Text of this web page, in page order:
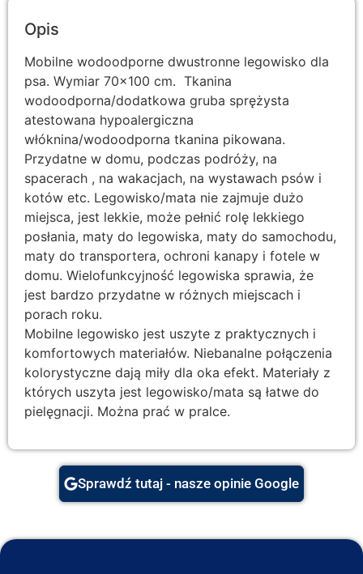
Opis
Mobilne wodoodporne dwustronne legowisko dla
psa. Wymiar 70×100 cm. Tkanina
wodoodporna/dodatkowa gruba sprężysta
atestowana hypoalergiczna
włóknina/wodoodporna tkanina pikowana.
Przydatne w domu, podczas podróży, na
spacerach , na wakacjach, na wystawach psów i
kotów etc. Legowisko/mata nie zajmuje dużo
miejsca, jest lekkie, może pełnić rolę lekkiego
posłania, maty do legowiska, maty do samochodu,
maty do transportera, ochroni kanapy i fotele w
domu. Wielofunkcyjność legowiska sprawia, że
jest bardzo przydatne w różnych miejscach i
porach roku.
Mobilne legowisko jest uszyte z praktycznych i
komfortowych materiałów. Niebanalne połączenia
kolorystyczne dają miły dla oka efekt. Materiały z
których uszyta jest legowisko/mata są łatwe do
pielęgnacji. Można prać w pralce.
Sprawdź tutaj - nasze opinie Google